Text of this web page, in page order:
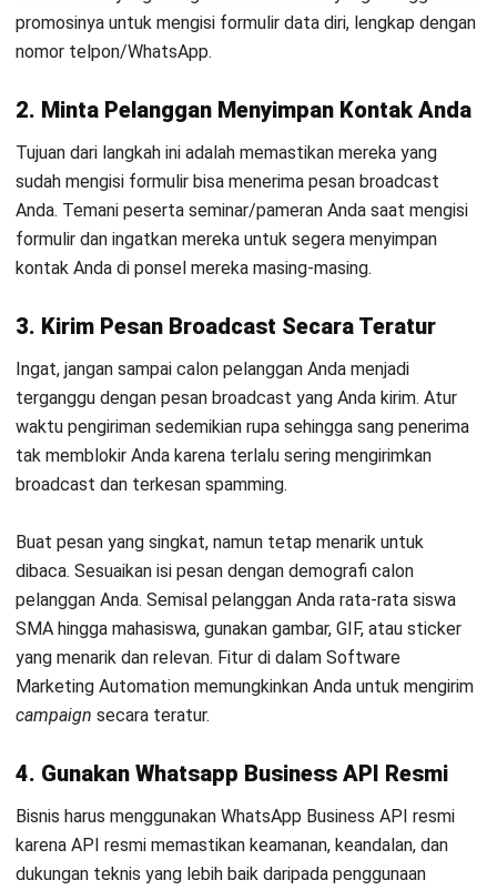
Buat pesan yang singkat, namun tetap menarik untuk
dibaca. Sesuaikan isi pesan dengan demografi calon
SMA hingga mahasiswa, gunakan gambar, GIF, atau sticker
Marketing Automation memungkinkan Anda untuk mengirim
campaignsecara teratur.
4. Gunakan Whatsapp Business API Resmi
karena API resmi memastikan keamanan, keandalan, dan
WhatsApp reguler. Dengan menggunakan API resmi, bisnis
dapat menggunakan fitur khusus WhatsApp Business API
seperti, mendapatkan centang hijau, chatbot WhatsApp ,
memproses pembayaran, dan mengintegrasikan WhatsApp
dengan sistem bisnis mereka. Selain itu, penggunaan
terhadap kebijakan WhatsApp dan meminimalkan risiko
terjadinya penangguhan atau pembatasan penggunaan
layanan. Untuk menggunakan WhatsApp Business API, bisnis
harus mendaftarkan WhatsApp mereka keWhatsapp
Business Solution Providerresmi di Indonesia
Kesimpulan
Memanfaatkan media sosial sebagai sarana pemasaran
adalah cara yang efektif untuk mendongkrak angka
penjualan. WhatsApp sebagai salah satu platform chat dan
media sosial paling tenar di dunia sehingga banyak pelaku